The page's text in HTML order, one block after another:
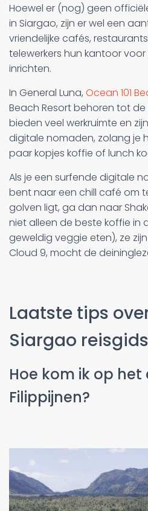
Hoewel er (nog) geen
in Siargao, zijn er wel een
vriendelijke cafés,
telewerkers hun kantoor
inrichten.
In General Luna, Ocean 101
Beach Resort behoren tot de
bieden veel werkruimte en
digitale nomaden, zolang je
paar kopjes koffie of lunch
Als je een surfende digitale
bent naar een chill café om
golven ligt, ga dan naar
niet alleen de beste koffie in
geweldig veggie eten), ze
Cloud 9, mocht de
Laatste tips
Siargao
Hoe kom ik op
Filippijnen?